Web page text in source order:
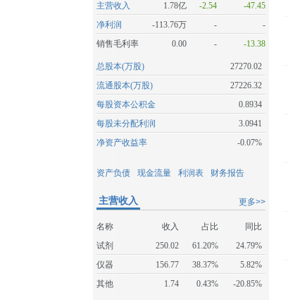
主营收入
1.78亿 -2.54
-47.45
净利润
-113.76万 -
-
销售毛利率
0.00 - -13.38
总股本(万股)
27270.02
流通股本(万股)
27226.32
每股资本公积金
0.8934
每股未分配利润
3.0941
净资产收益率
-0.07%
资产负债 现金流量 利润表 财务报告
更多>>
主营收入
名称 收入 占比
同比
试剂
250.02 61.20%
24.79%
仪器
156.77 38.37%
5.82%
其他
1.74 0.43% -20.85%